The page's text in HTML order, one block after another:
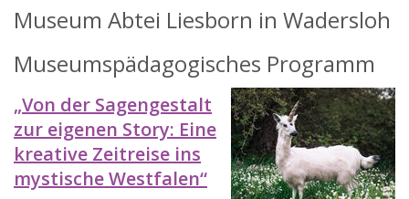
Museum Abtei Liesborn in Wadersloh
Museumspädagogisches Programm
„Von der Sagengestalt
zur eigenen Story: Eine
kreative Zeitreise ins
mystische Westfalen“